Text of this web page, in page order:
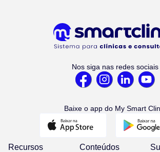
Nos siga nas redes sociais
Baixe o app do My Smart
Recursos Conteúdos